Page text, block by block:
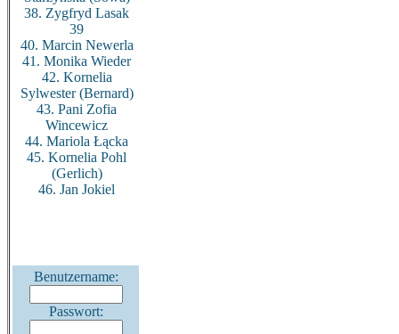
38. Zygfryd Lasak
39
40. Marcin Newerla
41. Monika Wieder
42. Kornelia
Sylwester (Bernard)
43. Pani Zofia
Wincewicz
44. Mariola Łącka
45. Kornelia Pohl
(Gerlich)
46. Jan Jokiel
Benutzername:
Passwort: